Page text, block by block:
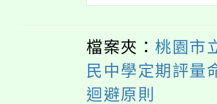
市楊梅區文化街
員工職場霸凌防治
檔案夾： 桃園市
民中學定期評量
迴避原則